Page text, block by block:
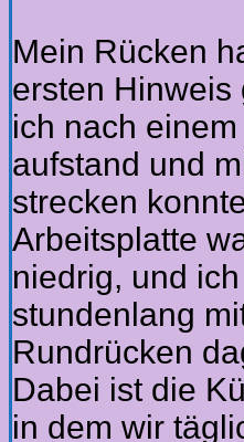
Mein Rücken
ersten Hinweis
ich nach
aufstand und
strecken
Arbeitsplatte
niedrig, und
stundenlang
Rundrücken
Dabei ist die
in dem wir